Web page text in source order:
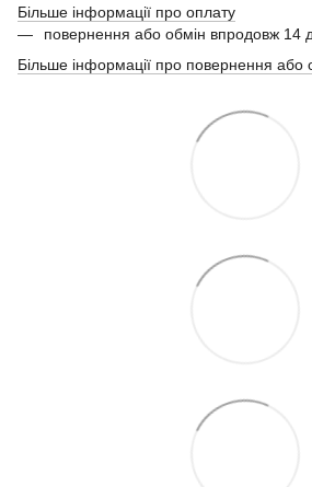
Більше інформації про оплату
повернення або обмін впродовж 14
Більше інформації про повернення або